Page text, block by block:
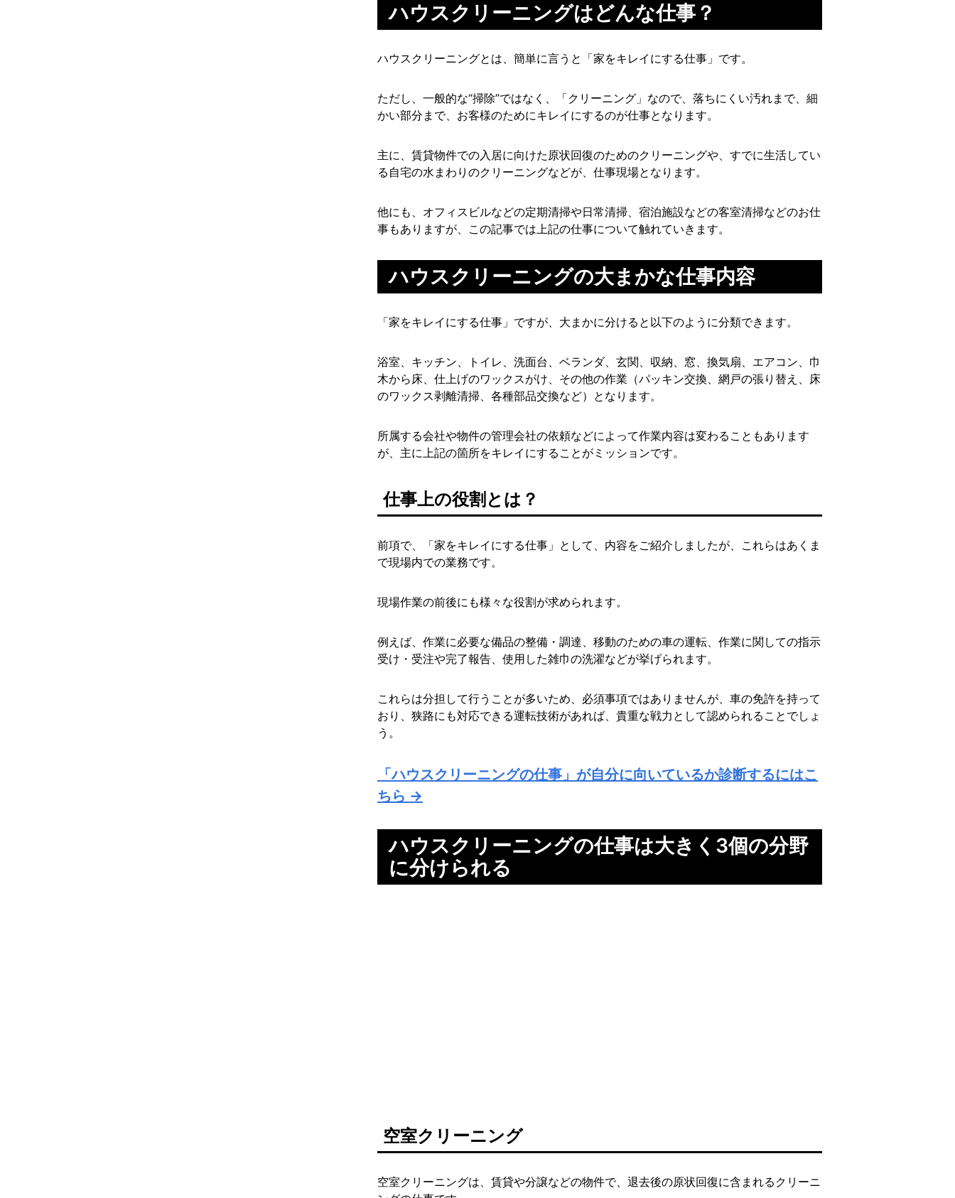
ハウスクリーニングはどんな仕事？
ハウスクリーニングとは、簡単に言うと「家をキレイにする仕事」です。
ただし、一般的な“掃除”ではなく、「クリーニング」なので、落ちにくい汚れまで、細
かい部分まで、お客様のためにキレイにするのが仕事となります。
主に、賃貸物件での入居に向けた原状回復のためのクリーニングや、すでに生活してい
る自宅の水まわりのクリーニングなどが、仕事現場となります。
他にも、オフィスビルなどの定期清掃や日常清掃、宿泊施設などの客室清掃などのお仕
事もありますが、この記事では上記の仕事について触れていきます。
ハウスクリーニングの大まかな仕事内容
「家をキレイにする仕事」ですが、大まかに分けると以下のように分類できます。
浴室、キッチン、トイレ、洗面台、ベランダ、玄関、収納、窓、換気扇、エアコン、巾
木から床、仕上げのワックスがけ、その他の作業（パッキン交換、網戸の張り替え、床
のワックス剥離清掃、各種部品交換など）となります。
所属する会社や物件の管理会社の依頼などによって作業内容は変わることもあります
が、主に上記の箇所をキレイにすることがミッションです。
仕事上の役割とは？
前項で、「家をキレイにする仕事」として、内容をご紹介しましたが、これらはあくま
で現場内での業務です。
現場作業の前後にも様々な役割が求められます。
例えば、作業に必要な備品の整備・調達、移動のための車の運転、作業に関しての指示
受け・受注や完了報告、使用した雑巾の洗濯などが挙げられます。
これらは分担して行うことが多いため、必須事項ではありませんが、車の免許を持って
おり、狭路にも対応できる運転技術があれば、貴重な戦力として認められることでしょ
う。
「ハウスクリーニングの仕事」が自分に向いているか診断するにはこ
ちら →
ハウスクリーニングの仕事は大きく3個の分野
に分けられる
空室クリーニング
空室クリーニングは、賃貸や分譲などの物件で、退去後の原状回復に含まれるクリーニ